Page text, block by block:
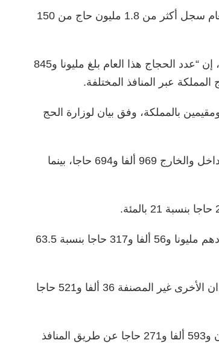
أعلنت وزارة الحج السعودية، أن إجمالي عدد حجاج هذا العام سجل أكثر من 1.8 مليون حاج من 150
وقال وزير الحج، توفيق الربيعة، في مؤتمر صحفي الثلاثاء ، إن “عدد الحجاج هذا العام بلغ مليونا و845
و130 حاجا من مواطنين ومقيمين بالمملكة، وفق بيان لوزارة الحج
وبلغ عدد الحجاج الذكور من الإجمالي العام لأعداد حجاج الداخل والخارج 969 ألفا و694 حاجا، بينما
أما حجاج الدول الآسيوية عدا الدول العربية فقد بلغت أعدادهم مليونا و56 ألفا و317 حاجا بنسبة 63.5
في حين بلغ عدد حجاج دول أوروبا وأمريكا وأستراليا والبلدان الأخرى غير المصنفة 36 ألفا و521 حاجا
أما عن طُرق قدوم الحجاج من خارج المملكة فوصل مليون و593 ألفا و271 حاجا عن طريق المنافذ